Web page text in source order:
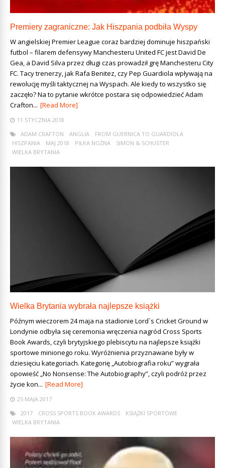
Premiery zagraniczne: Jak Hiszpania podbiła Wyspy
W angielskiej Premier League coraz bardziej dominuje hiszpański
futbol – filarem defensywy Manchesteru United FC jest David De
Gea, a David Silva przez długi czas prowadził grę Manchesteru City
FC. Tacy trenerzy, jak Rafa Benitez, czy Pep Guardiola wpływają na
rewolucję myśli taktycznej na Wyspach. Ale kiedy to wszystko się
zaczęło? Na to pytanie wkrótce postara się odpowiedzieć Adam
Crafton... [Read More]
11 STYCZNIA 2018
ADAM CRAFTON
ANGLIA
FROM GUERNICA TO GUARDIOLA
HISZPANIA
MAJ 2018 PIŁKA NOŻNA
SIMON & SCHUSTER
WIELKA BRYTANIA
Wielka Brytania wybrała najlepsze książki
Późnym wieczorem 24 maja na stadionie Lord`s Cricket Ground w
Londynie odbyła się ceremonia wręczenia nagród Cross Sports
Book Awards, czyli brytyjskiego plebiscytu na najlepsze książki
sportowe minionego roku. Wyróżnienia przyznawane były w
dziesięciu kategoriach. Kategorię „Autobiografia roku” wygrała
opowieść „No Nonsense: The Autobiography”, czyli podróż przez
życie kon... [Read More]
25 MAJA 2017
2017
CROSS SPORTS BOOK AWARDS
KSIĄŻKI SPORTOWE
WIELKA BRYTANIA